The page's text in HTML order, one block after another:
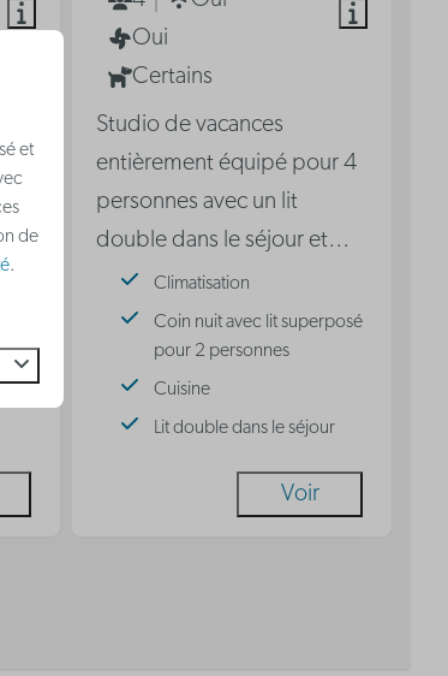
Oui
Certains
Studio de vacances
entièrement équipé pour 4
personnes avec un lit
double dans le séjour et…
Climatisation
Coin nuit avec lit superposé
pour 2 personnes
Cuisine
Lit double dans le séjour
Voir
et
de
.